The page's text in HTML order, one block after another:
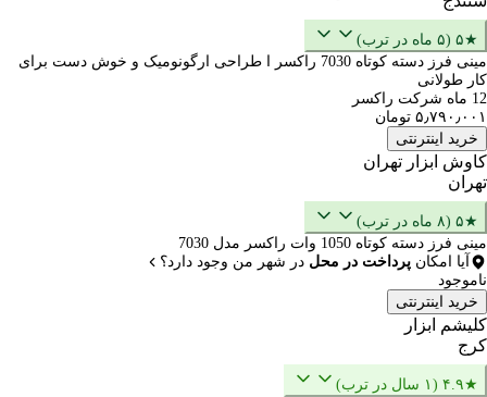
★۵ (۵ ماه در ترب)
مینی فرز دسته کوتاه 7030 راکسر ا طراحی ارگونومیک و خوش دست برای
کار طولانی
12 ماه شرکت راکسر
۵٫۷۹۰٫۰۰۱ تومان
خرید اینترنتی
کاوش ابزار تهران
تهران
★۵ (۸ ماه در ترب)
مینی فرز دسته کوتاه 1050 وات راکسر مدل 7030
آیا امکان پرداخت در محل در شهر من وجود دارد؟
ناموجود
خرید اینترنتی
کلیشم ابزار
کرج
★۴.۹ (۱ سال در ترب)